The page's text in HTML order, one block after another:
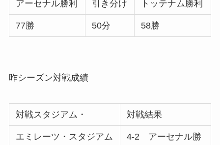
アーセナル勝利 引き分け トッテナム勝利
77勝 50分 58勝
昨シーズン対戦成績
対戦スタジアム・ 対戦結果
エミレーツ・スタジアム
4-2 アーセナル勝